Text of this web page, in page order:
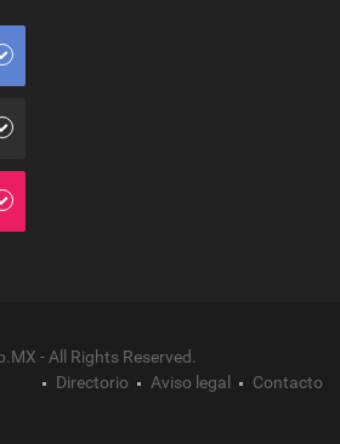
- All Rights Reserved.
Directorio
Aviso legal Contacto